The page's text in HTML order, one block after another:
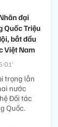
đại
Quốc Triệu
bắt đầu
Việt Nam
trọng lẫn
nước
Đối tác
Quốc.